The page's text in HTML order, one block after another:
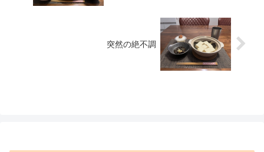
突然の絶不調